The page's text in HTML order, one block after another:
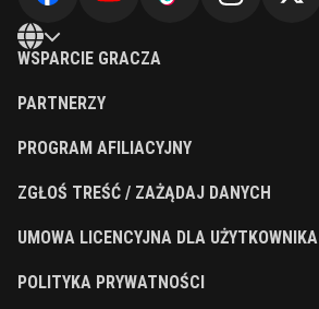
WSPARCIE GRACZA
PARTNERZY
PROGRAM AFILIACYJNY
ZGŁOŚ TREŚĆ / ZAŻĄDAJ DANYCH
UMOWA LICENCYJNA DLA
POLITYKA PRYWATNOŚCI